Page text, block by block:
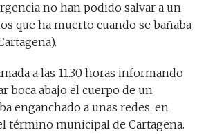
no han podido salvar a un
que ha muerto cuando se bañaba
a las 11.30 horas informando
boca abajo el cuerpo de un
enganchado a unas redes, en
término municipal de Cartagena.